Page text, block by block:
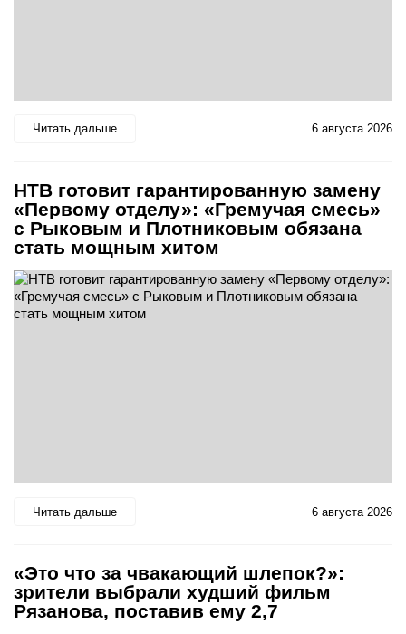
Читать дальше 6 августа 2026
НТВ готовит гарантированную замену
«Первому отделу»: «Гремучая смесь»
с Рыковым и Плотниковым обязана
стать мощным хитом
Читать дальше 6 августа 2026
«Это что за чвакающий шлепок?»:
зрители выбрали худший фильм
Рязанова, поставив ему 2,7